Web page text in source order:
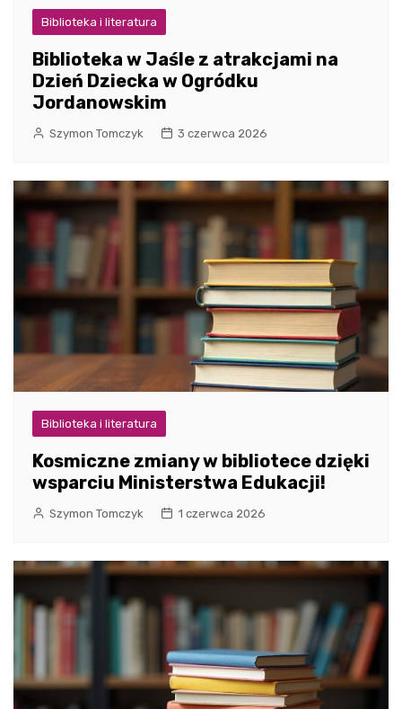
Biblioteka i literatura
Biblioteka w Jaśle z atrakcjami na
Dzień Dziecka w Ogródku
Jordanowskim
Szymon Tomczyk 3 czerwca 2026
Biblioteka i literatura
Kosmiczne zmiany w bibliotece dzięki
wsparciu Ministerstwa Edukacji!
Szymon Tomczyk 1 czerwca 2026